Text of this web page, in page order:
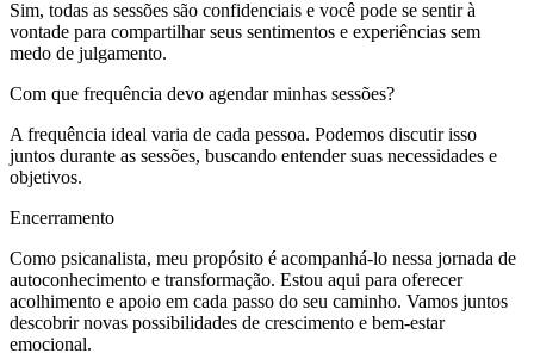
Sim, todas as sessões são confidenciais e você pode se sentir à
vontade para compartilhar seus sentimentos e experiências sem
medo de julgamento.
Com que frequência devo agendar minhas sessões?
A frequência ideal varia de cada pessoa. Podemos discutir isso
juntos durante as sessões, buscando entender suas necessidades e
objetivos.
Encerramento
Como psicanalista, meu propósito é acompanhá-lo nessa jornada de
autoconhecimento e transformação. Estou aqui para oferecer
acolhimento e apoio em cada passo do seu caminho. Vamos juntos
descobrir novas possibilidades de crescimento e bem-estar
emocional.